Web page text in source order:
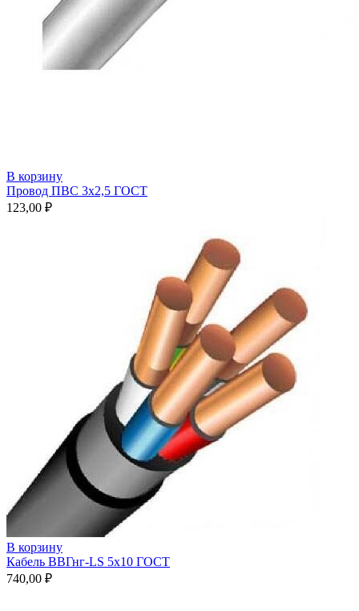
В корзину
Провод ПВС 3х2,5 ГОСТ
123,00 ₽
В корзину
Кабель ВВГнг-LS 5х10 ГОСТ
740,00 ₽